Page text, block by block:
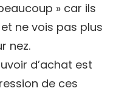
» car ils
ne vois pas plus
nez.
d’achat est
de ces